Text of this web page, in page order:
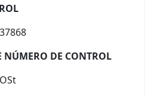
37868
DE CONTROL
OSt